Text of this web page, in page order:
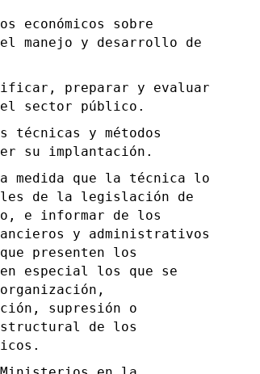
sobre
manejo y desarrollo de
preparar y evaluar
sector público.
y métodos
su implantación.
que la técnica lo
de la legislación de
e informar de los
y administrativos
presenten los
especial los que se
supresión o
de los